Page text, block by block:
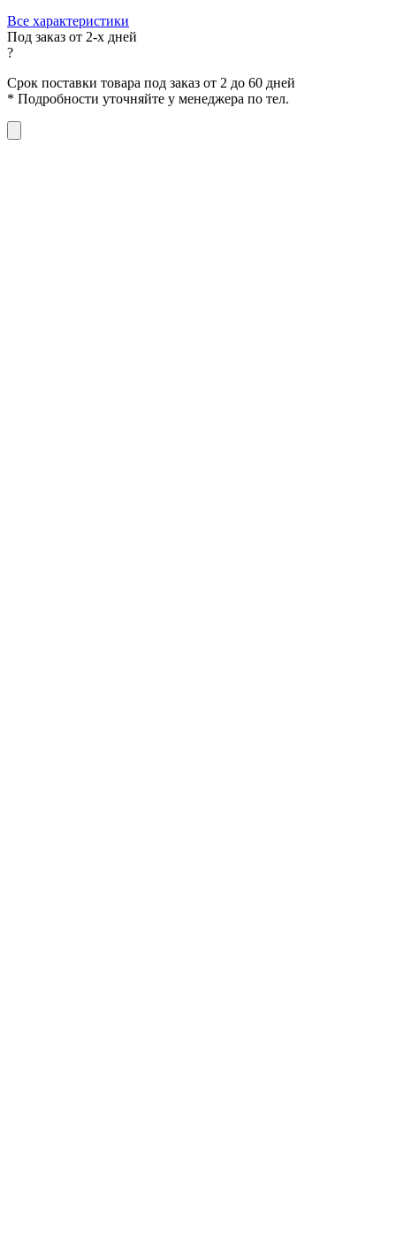
Все характеристики
Под заказ от 2-х дней
?
Срок поставки товара под заказ от 2 до 60 дней
* Подробности уточняйте у менеджера по тел.